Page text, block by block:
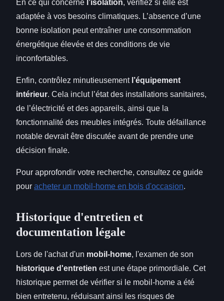
En ce qui concerne l’isolation, vérifiez si elle est
adaptée à vos besoins climatiques. L’absence d’une
bonne isolation peut entraîner une consommation
énergétique élevée et des conditions de vie
inconfortables.
Enfin, contrôlez minutieusement l’équipement
intérieur. Cela inclut l’état des installations sanitaires,
de l’électricité et des appareils, ainsi que la
fonctionnalité des meubles intégrés. Toute défaillance
notable devrait être discutée avant de prendre une
décision finale.
Pour approfondir votre recherche, consultez ce guide
pour acheter un mobil-home en bois d'occasion.
Historique d'entretien et
documentation légale
Lors de l'achat d'un mobil-home, l'examen de son
historique d'entretien est une étape primordiale. Cet
historique permet de vérifier si le mobil-home a été
bien entretenu, réduisant ainsi les risques de